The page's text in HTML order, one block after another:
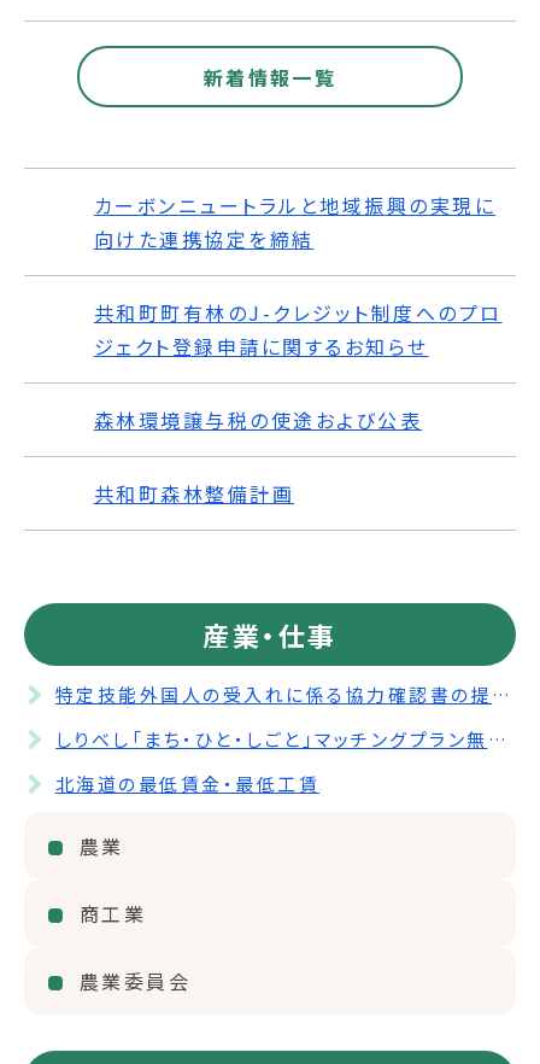
新着情報一覧
カーボンニュートラルと地域振興の実現に
向けた連携協定を締結
共和町町有林のJ-クレジット制度へのプロ
ジェクト登録申請に関するお知らせ
森林環境譲与税の使途および公表
共和町森林整備計画
産業・仕事
特定技能外国人の受入れに係る協力確認書の提出について
しりべし「まち・ひと・しごと」マッチングプラン無料職業紹介所について
北海道の最低賃金・最低工賃
農業
商工業
農業委員会